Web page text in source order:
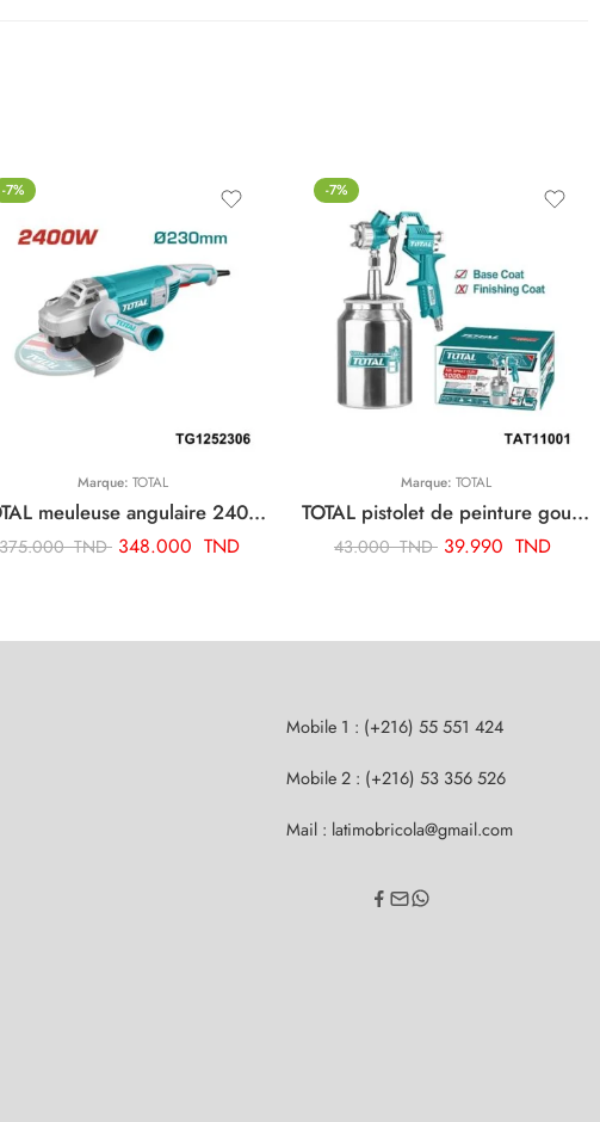
-7%
Marque: TOTAL
TOTAL meuleuse angulaire 2400w-230mm TG1252306
375.000TND 348.000 TND
-7%
Marque: TOTAL
TOTAL pistolet de peinture goude bas 1.5 mm 1000cc TAT11001
43.000TND 39.990 TND
Mobile 1 : (+216) 55 551 424
Mobile 2 : (+216) 53 356 526
Mail : latimobricola@gmail.com